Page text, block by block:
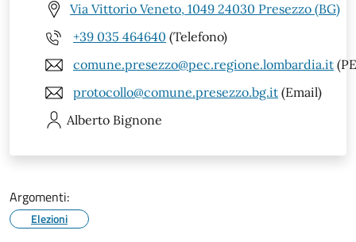
Via Vittorio Veneto, 1049 24030 Presezzo (BG)
+39 035 464640 (Telefono)
comune.presezzo@pec.regione.lombardia.it
protocollo@comune.presezzo.bg.it (Email)
Alberto Bignone
Argomenti:
Elezioni